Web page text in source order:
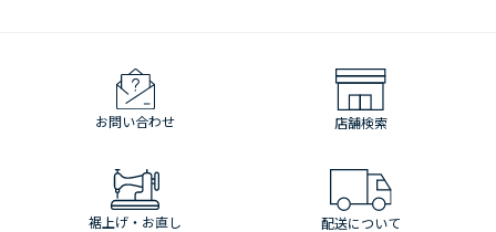
お問い合わせ 店舗検索
裾上げ・お直し 配送について